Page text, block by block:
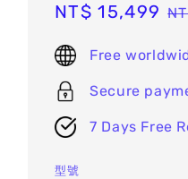
Sale
NT$ 15,499
Free
Secure
7 Days Free
型號